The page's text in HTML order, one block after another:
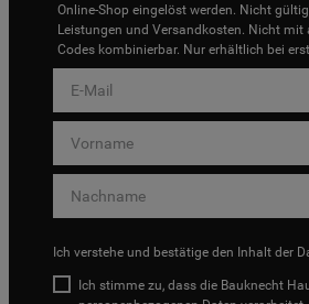
Online-Shop eingelöst werden. Nicht
Leistungen und Versandkosten. Nicht mit
Codes kombinierbar. Nur erhältlich bei
Ich verstehe und bestätige den Inhalt der
Ich stimme zu, dass die Bauknecht